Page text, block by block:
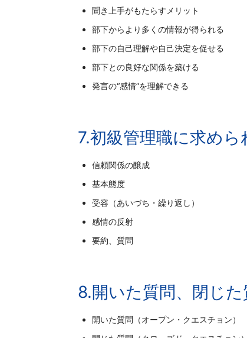
聞き上手がもたらすメリット
部下からより多くの情報が得られる
部下の自己理解や自己決定を促せる
部下との良好な関係を築ける
発言の“感情”を理解できる
7.初級管理職に求め
信頼関係の醸成
基本態度
受容（あいづち・繰り返し）
感情の反射
要約、質問
8.開いた質問、閉じた
開いた質問（オープン・クエスチョン）